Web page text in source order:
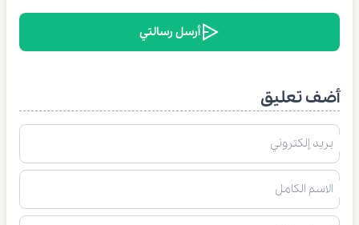
أرسل رسالتي
أضف تعليق
بريد إلكتروني
الاسم الكامل